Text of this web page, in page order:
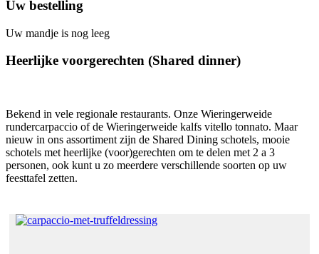
Uw bestelling
Uw mandje is nog leeg
Heerlijke voorgerechten (Shared dinner)
Bekend in vele regionale restaurants. Onze Wieringerweide
rundercarpaccio of de Wieringerweide kalfs vitello tonnato. Maar
nieuw in ons assortiment zijn de Shared Dining schotels, mooie
schotels met heerlijke (voor)gerechten om te delen met 2 a 3
personen, ook kunt u zo meerdere verschillende soorten op uw
feesttafel zetten.